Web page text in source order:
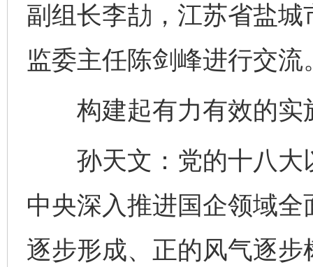
副组长李劼，江苏省盐
监委主任陈剑峰进行交流
构建起有力有效的实
孙天文：党的十八大
中央深入推进国企领域
逐步形成、正的风气逐